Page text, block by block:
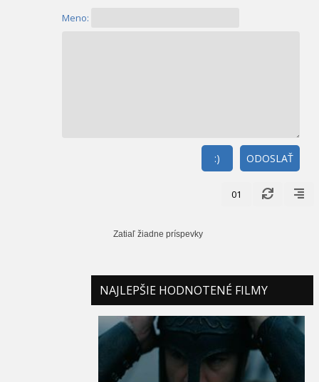
Meno:
ODOSLAŤ
:)
01
Zatiaľ žiadne príspevky
NAJLEPŠIE HODNOTENÉ FILMY